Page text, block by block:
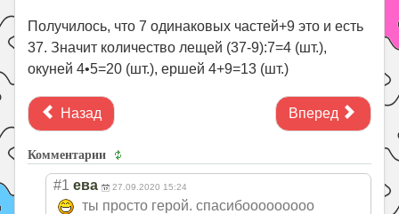
Получилось, что 7 одинаковых частей+9 это и есть
37. Значит количество лещей (37-9):7=4 (шт.),
окуней 4•5=20 (шт.), ершей 4+9=13 (шт.)
Назад Вперед
Комментарии
#1 ева 27.09.2020 15:24
ты просто герой. спасибооооооооо